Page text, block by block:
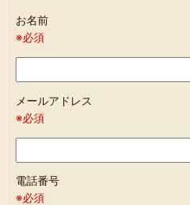
お名前
※必須
メールアドレス
※必須
電話番号
※必須